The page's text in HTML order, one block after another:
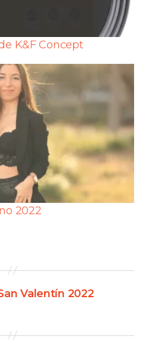
K&F Concept
2022
Valentín 2022